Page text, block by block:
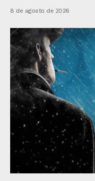
8 de agosto de 2026